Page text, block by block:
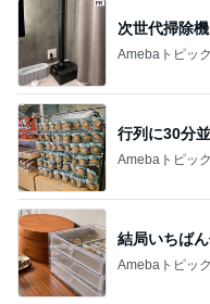
次世代掃除
Amebaトピッ
行列に30分
Amebaトピッ
結局いちば
Amebaトピッ